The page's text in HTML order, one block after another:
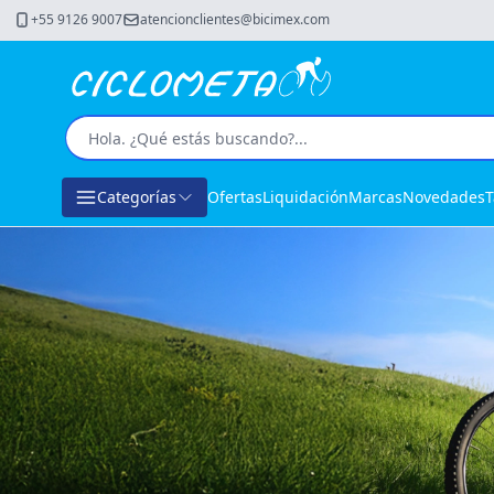
+55 9126 9007 atencionclientes@bicimex.com
Categorías OfertasLiquidaciónMarcasNovedades